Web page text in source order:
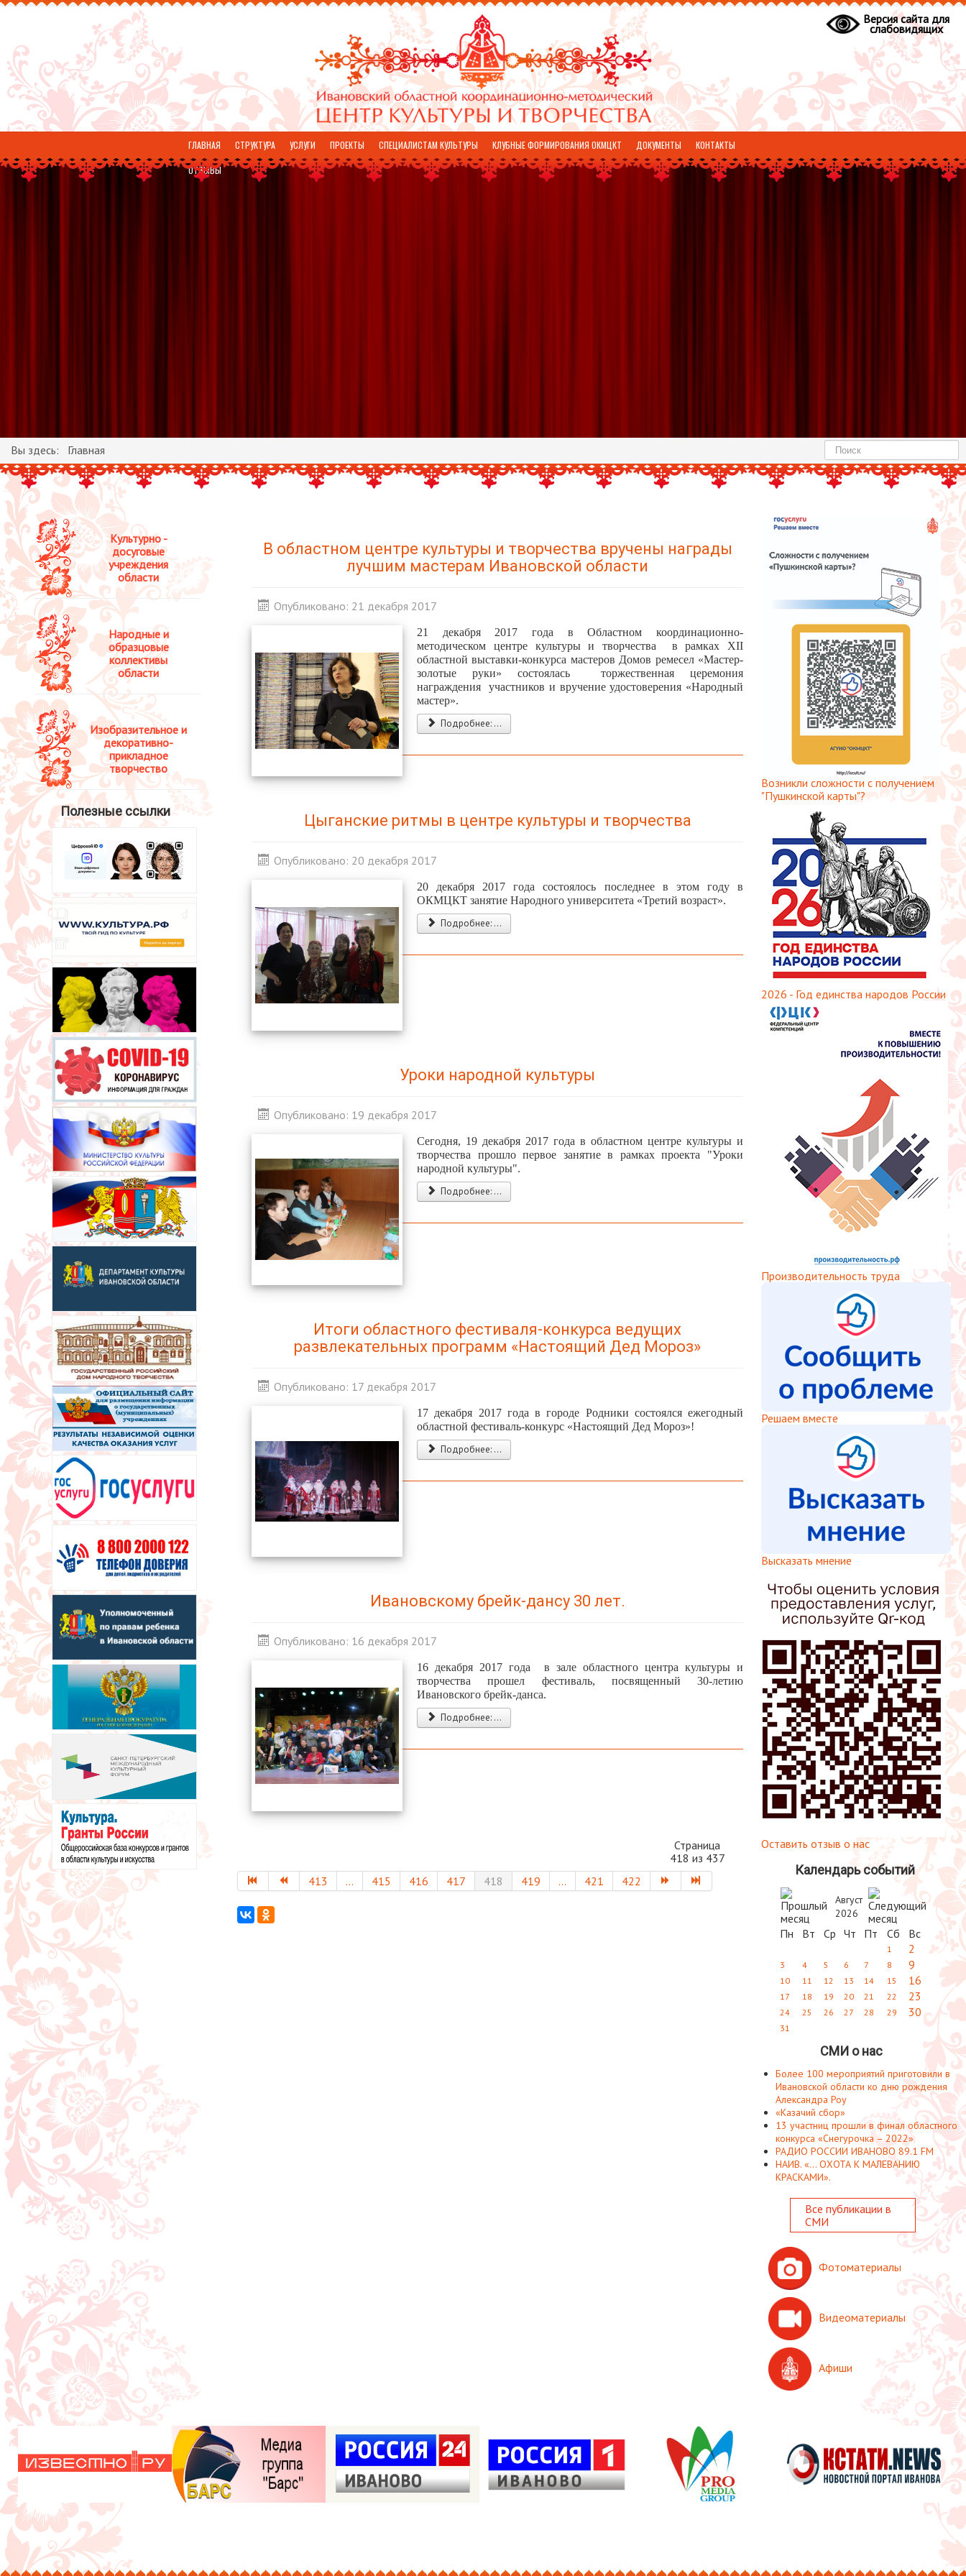
Версия сайта для
слабовидящих
ГЛАВНАЯ СТРУКТУРА УСЛУГИ ПРОЕКТЫ СПЕЦИАЛИСТАМ КУЛЬТУРЫ КЛУБНЫЕ ФОРМИРОВАНИЯ ОКМЦКТ ДОКУМЕНТЫ КОНТАКТЫ
ОТЗЫВЫ
Вы здесь: Главная Найти
Культурно -
досуговые
учреждения
области
Народные и
образцовые
коллективы
области
Изобразительное и
декоративно-
прикладное
творчество
Полезные ссылки
В областном центре культуры и творчества вручены награды
лучшим мастерам Ивановской области
Опубликовано: 21 декабря 2017
21 декабря 2017 года в Областном координационно-
методическом центре культуры и творчества в рамках XII
областной выставки-конкурса мастеров Домов ремесел «Мастер-
золотые руки» состоялась торжественная церемония
награждения участников и вручение удостоверения «Народный
мастер».
Подробнее: ...
Цыганские ритмы в центре культуры и творчества
Опубликовано: 20 декабря 2017
20 декабря 2017 года состоялось последнее в этом году в
ОКМЦКТ занятие Народного университета «Третий возраст».
Подробнее: ...
Уроки народной культуры
Опубликовано: 19 декабря 2017
Сегодня, 19 декабря 2017 года в областном центре культуры и
творчества прошло первое занятие в рамках проекта "Уроки
народной культуры".
Подробнее: ...
Итоги областного фестиваля-конкурса ведущих
развлекательных программ «Настоящий Дед Мороз»
Опубликовано: 17 декабря 2017
17 декабря 2017 года в городе Родники состоялся ежегодный
областной фестиваль-конкурс «Настоящий Дед Мороз»!
Подробнее: ...
Ивановскому брейк-дансу 30 лет.
Опубликовано: 16 декабря 2017
16 декабря 2017 года в зале областного центра культуры и
творчества прошел фестиваль, посвященный 30-летию
Ивановского брейк-данса.
Подробнее: ...
Страница
418 из 437
413
... 415 416 417 418 419 ... 421 422
Возникли сложности с получением
"Пушкинской карты"?
2026 - Год единства народов России
Производительность труда
Решаем вместе
Высказать мнение
Оставить отзыв о нас
Календарь событий
Август
2026
Пн Вт Ср Чт Пт Сб Вс
1 2
3 4 5 6 7 8 9
10 11 12 13 14 15 16
17 18 19 20 21 22 23
24 25 26 27 28 29 30
31
СМИ о нас
Более 100 мероприятий приготовили в
Ивановской области ко дню рождения
Александра Роу
«Казачий сбор»
13 участниц прошли в финал областного
конкурса «Снегурочка – 2022»
РАДИО РОССИИ ИВАНОВО 89.1 FM
НАИВ. «... ОХОТА К МАЛЕВАНИЮ
КРАСКАМИ».
Все публикации в
СМИ
Фотоматериалы
Видеоматериалы
Афиши